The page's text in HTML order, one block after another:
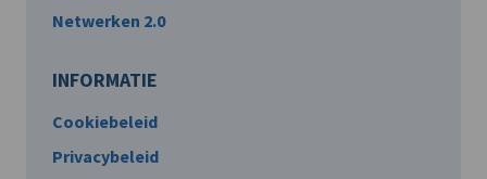
Netwerken 2.0
INFORMATIE
Cookiebeleid
Privacybeleid